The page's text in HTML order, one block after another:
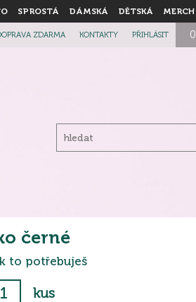
SPROSTÁ DÁMSKÁ DĚTSKÁ MERCH
0
ZDARMA KONTAKTY PŘIHLÁSIT
černé
to potřebuješ
kus